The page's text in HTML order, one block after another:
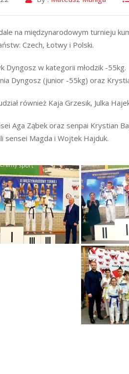
na międzynarodowym turnieju
Czech, Łotwy i Polski.
Dyngosz w kategorii młodzik -55kg.
Dyngosz (junior -55kg) oraz
również Kaja Grzesik, Julka
Aga Ząbek oraz senpai Krystian
sensei Magda i Wojtek Hajduk.